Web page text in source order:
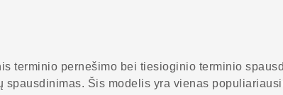
terminio pernešimo bei tiesioginio terminio
Šis modelis yra vienas